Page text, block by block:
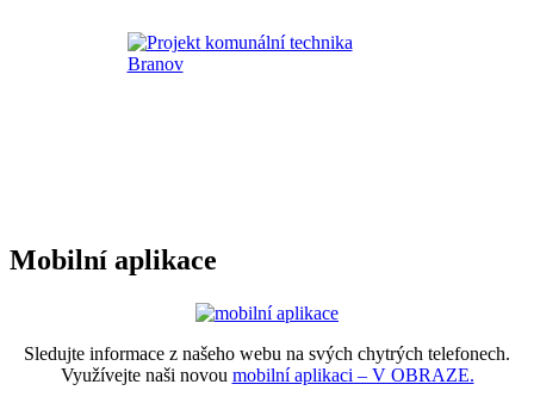
Mobilní aplikace
Sledujte informace z našeho webu na svých chytrých telefonech.
Využívejte naši novou mobilní aplikaci – V OBRAZE.